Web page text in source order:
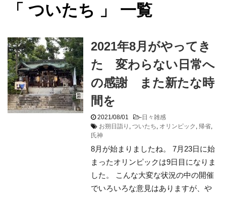
「 ついたち 」 一覧
2021年8月がやってき
た 変わらない日常へ
の感謝 また新たな時
間を
2021/08/01 -日々雑感
お朔日詣り , ついたち, オリンピック , 帰省,
氏神
8月が始まりましたね。 7月23日に始
まったオリンピックは9日目になりま
した。 こんな大変な状況の中の開催
でいろいろな意見はありますが、や